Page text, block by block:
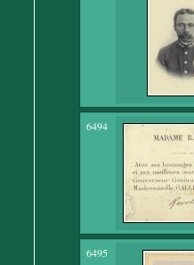
6494
6495